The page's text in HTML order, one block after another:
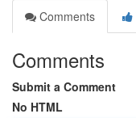
Comments
Comments
Submit a Comment
No HTML